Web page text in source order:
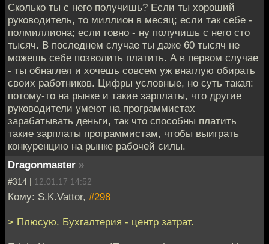
Сколько ты с него получишь? Если ты хороший
руководитель, то миллион в месяц; если так себе -
полмиллиона; если говно - ну получишь с него сто
тысяч. В последнем случае ты даже 60 тысяч не
можешь себе позволить платить. А в первом случае
- ты обнаглел и хочешь совсем уж внаглую обирать
своих работников. Цифры условные, но суть такая:
потому-то на рынке и такие зарплаты, что другие
руководители умеют на программистах
зарабатывать деньги, так что способны платить
такие зарплаты программистам, чтобы выиграть
конкуренцию на рынке рабочей силы.
Dragonmaster »
#314 | 12.01.17 14:52
Кому: S.K.Vattor, #298
> Плюсую. Бухгалтерия - центр затрат.